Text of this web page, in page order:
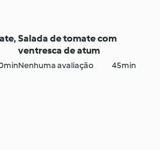
Salada de tomate com
ventresca de atum
Nenhuma avaliação 45min